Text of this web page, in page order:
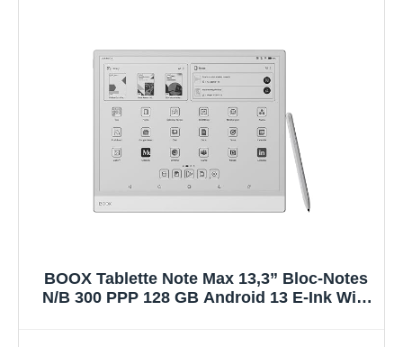
BOOX Tablette Note Max 13,3” Bloc-Notes
N/B 300 PPP 128 GB Android 13 E-Ink WiFi